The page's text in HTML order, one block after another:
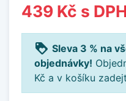
439 Kč s DPH
loyalty Sleva 3 % na
objednávky!
Kč a v košíku